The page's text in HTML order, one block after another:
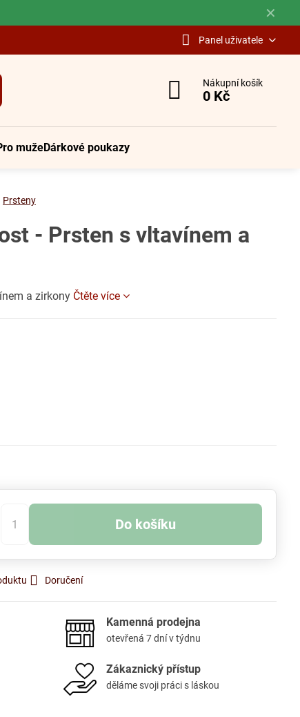
✕
Panel uživatele
Nákupní košík
0 Kč
mužeDárkové poukazy
Prsteny
- Prsten s vltavínem a
a zirkony Čtěte více
Do košíku
Doručení
Kamenná prodejna
otevřená 7 dní v týdnu
Zákaznický přístup
děláme svoji práci s láskou